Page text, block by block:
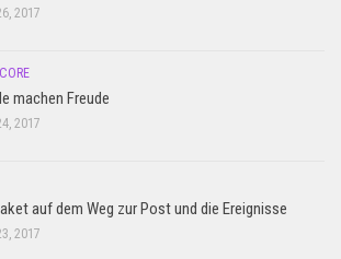
2017
machen Freude
2017
auf dem Weg zur Post und die Ereignisse
2017